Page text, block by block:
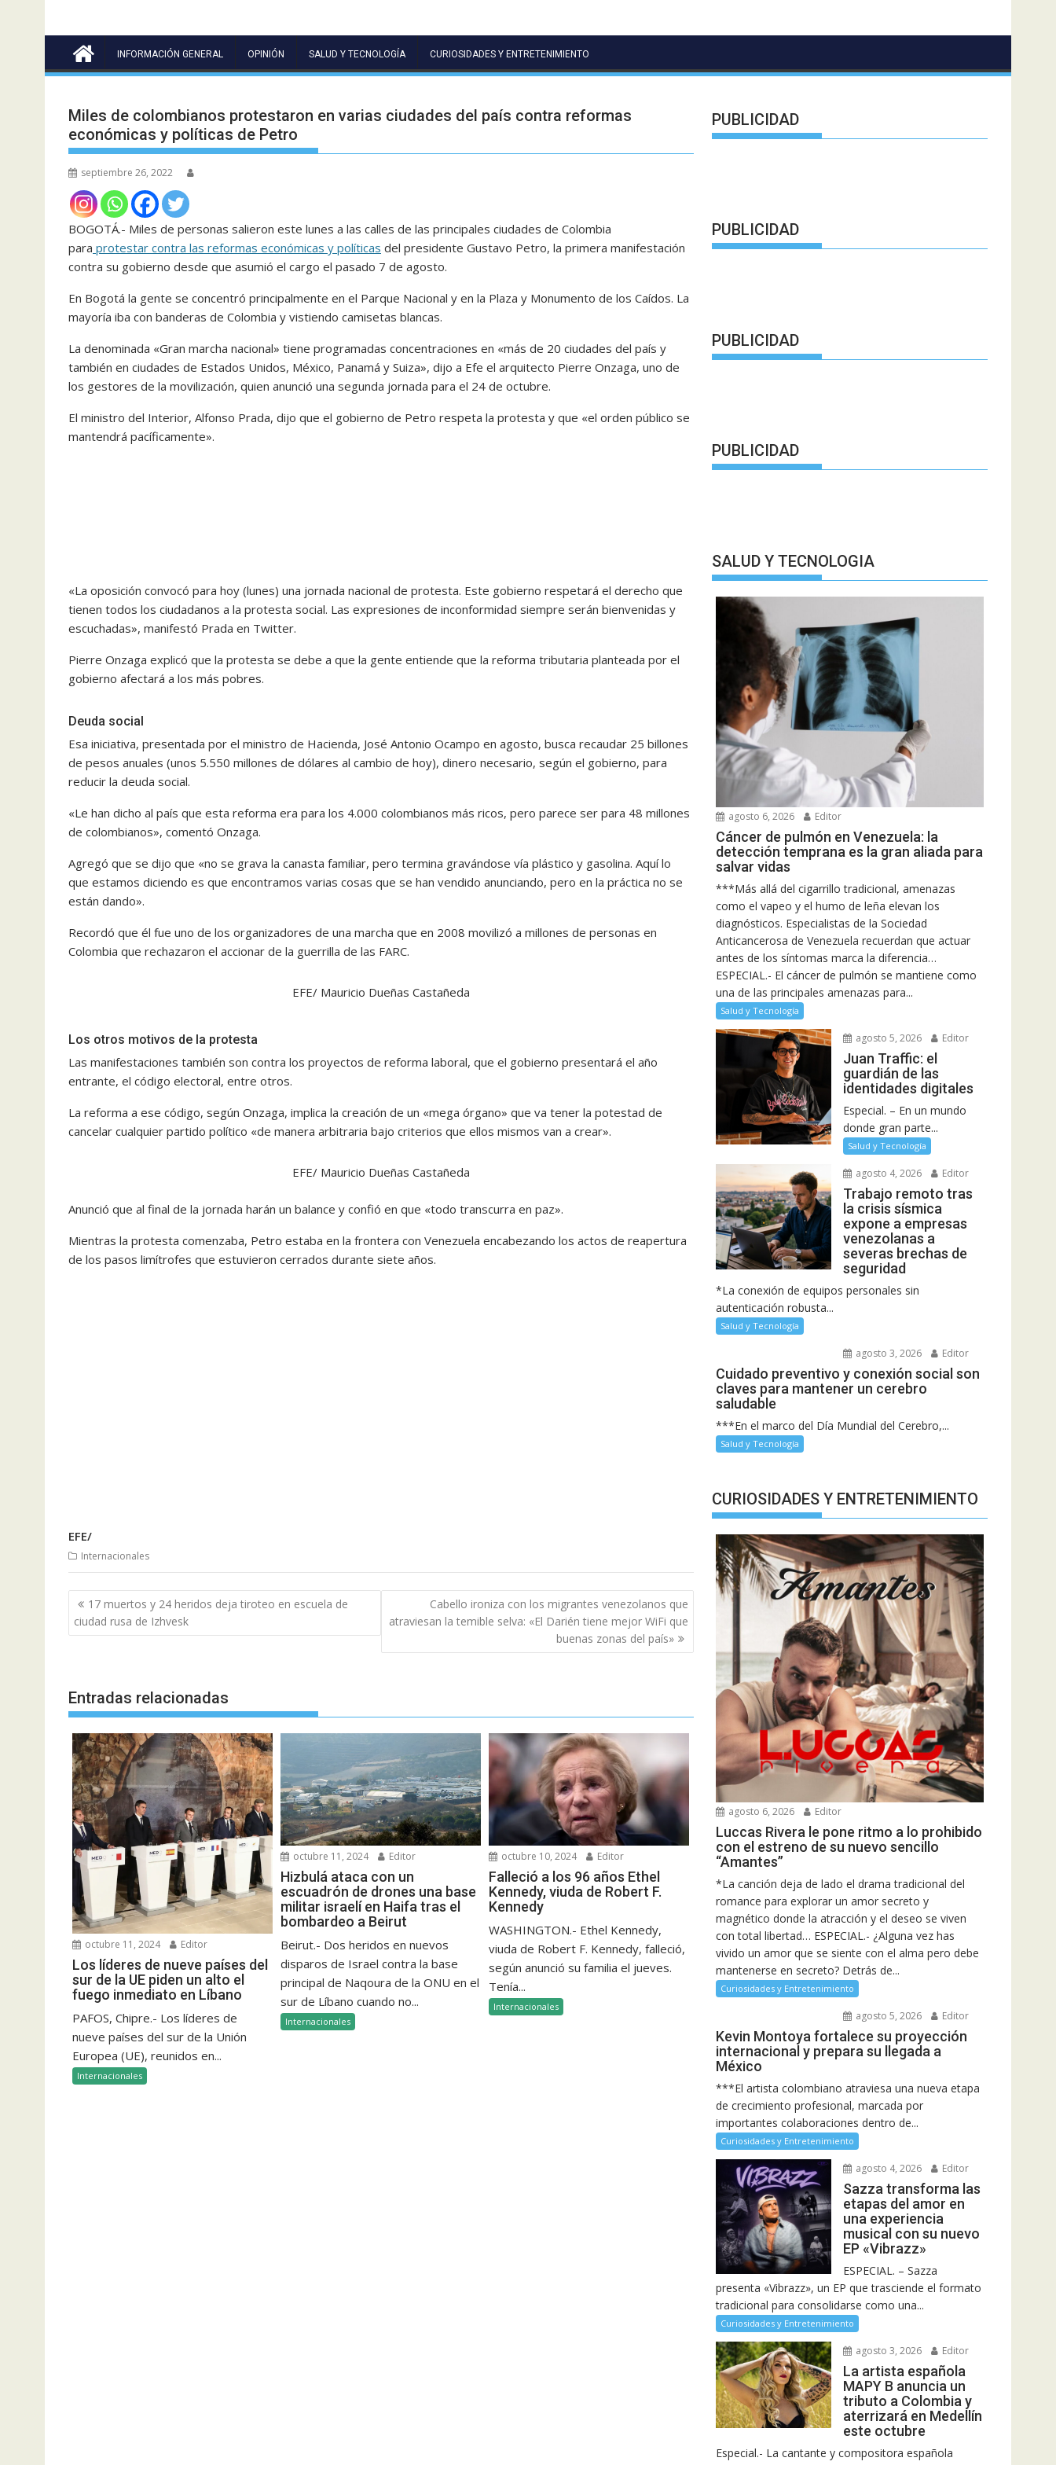
INFORMACIÓN GENERAL OPINIÓN SALUD Y TECNOLOGÍA CURIOSIDADES Y ENTRETENIMIENTO
Miles de colombianos protestaron en varias ciudades del país contra reformas
económicas y políticas de Petro
septiembre 26, 2022
BOGOTÁ.- Miles de personas salieron este lunes a las calles de las principales ciudades de Colombia
para protestar contra las reformas económicas y políticas del presidente Gustavo Petro, la primera manifestación
contra su gobierno desde que asumió el cargo el pasado 7 de agosto.
En Bogotá la gente se concentró principalmente en el Parque Nacional y en la Plaza y Monumento de los Caídos. La
mayoría iba con banderas de Colombia y vistiendo camisetas blancas.
La denominada «Gran marcha nacional» tiene programadas concentraciones en «más de 20 ciudades del país y
también en ciudades de Estados Unidos, México, Panamá y Suiza», dijo a Efe el arquitecto Pierre Onzaga, uno de
los gestores de la movilización, quien anunció una segunda jornada para el 24 de octubre.
El ministro del Interior, Alfonso Prada, dijo que el gobierno de Petro respeta la protesta y que «el orden público se
mantendrá pacíficamente».
«La oposición convocó para hoy (lunes) una jornada nacional de protesta. Este gobierno respetará el derecho que
tienen todos los ciudadanos a la protesta social. Las expresiones de inconformidad siempre serán bienvenidas y
escuchadas», manifestó Prada en Twitter.
Pierre Onzaga explicó que la protesta se debe a que la gente entiende que la reforma tributaria planteada por el
gobierno afectará a los más pobres.
Deuda social
Esa iniciativa, presentada por el ministro de Hacienda, José Antonio Ocampo en agosto, busca recaudar 25 billones
de pesos anuales (unos 5.550 millones de dólares al cambio de hoy), dinero necesario, según el gobierno, para
reducir la deuda social.
«Le han dicho al país que esta reforma era para los 4.000 colombianos más ricos, pero parece ser para 48 millones
de colombianos», comentó Onzaga.
Agregó que se dijo que «no se grava la canasta familiar, pero termina gravándose vía plástico y gasolina. Aquí lo
que estamos diciendo es que encontramos varias cosas que se han vendido anunciando, pero en la práctica no se
están dando».
Recordó que él fue uno de los organizadores de una marcha que en 2008 movilizó a millones de personas en
Colombia que rechazaron el accionar de la guerrilla de las FARC.
EFE/ Mauricio Dueñas Castañeda
Los otros motivos de la protesta
Las manifestaciones también son contra los proyectos de reforma laboral, que el gobierno presentará el año
entrante, el código electoral, entre otros.
La reforma a ese código, según Onzaga, implica la creación de un «mega órgano» que va tener la potestad de
cancelar cualquier partido político «de manera arbitraria bajo criterios que ellos mismos van a crear».
EFE/ Mauricio Dueñas Castañeda
Anunció que al final de la jornada harán un balance y confió en que «todo transcurra en paz».
Mientras la protesta comenzaba, Petro estaba en la frontera con Venezuela encabezando los actos de reapertura
de los pasos limítrofes que estuvieron cerrados durante siete años.
EFE/
Internacionales
Navegación
de
entradas
17 muertos y 24 heridos deja tiroteo en escuela de
ciudad rusa de Izhvesk
Cabello ironiza con los migrantes venezolanos que
atraviesan la temible selva: «El Darién tiene mejor WiFi que
buenas zonas del país»
Entradas relacionadas
octubre 11, 2024 Editor
Los líderes de nueve países del
sur de la UE piden un alto el
fuego inmediato en Líbano
PAFOS, Chipre.- Los líderes de
nueve países del sur de la Unión
Europea (UE), reunidos en...
Internacionales
octubre 11, 2024 Editor
Hizbulá ataca con un
escuadrón de drones una base
militar israelí en Haifa tras el
bombardeo a Beirut
Beirut.- Dos heridos en nuevos
disparos de Israel contra la base
principal de Naqoura de la ONU en el
sur de Líbano cuando no...
Internacionales
octubre 10, 2024 Editor
Falleció a los 96 años Ethel
Kennedy, viuda de Robert F.
Kennedy
WASHINGTON.- Ethel Kennedy,
viuda de Robert F. Kennedy, falleció,
según anunció su familia el jueves.
Tenía...
Internacionales
PUBLICIDAD
PUBLICIDAD
PUBLICIDAD
PUBLICIDAD
SALUD Y TECNOLOGIA
agosto 6, 2026 Editor
Cáncer de pulmón en Venezuela: la
detección temprana es la gran aliada para
salvar vidas
***Más allá del cigarrillo tradicional, amenazas
como el vapeo y el humo de leña elevan los
diagnósticos. Especialistas de la Sociedad
Anticancerosa de Venezuela recuerdan que actuar
antes de los síntomas marca la diferencia…
ESPECIAL.- El cáncer de pulmón se mantiene como
una de las principales amenazas para...
Salud y Tecnología
agosto 5, 2026 Editor
Juan Traffic: el
guardián de las
identidades digitales
Especial. – En un mundo
donde gran parte...
Salud y Tecnología
agosto 4, 2026 Editor
Trabajo remoto tras
la crisis sísmica
expone a empresas
venezolanas a
severas brechas de
seguridad
*La conexión de equipos personales sin
autenticación robusta...
Salud y Tecnología
agosto 3, 2026 Editor
Cuidado preventivo y conexión social son
claves para mantener un cerebro
saludable
***En el marco del Día Mundial del Cerebro,...
Salud y Tecnología
CURIOSIDADES Y ENTRETENIMIENTO
agosto 6, 2026 Editor
Luccas Rivera le pone ritmo a lo prohibido
con el estreno de su nuevo sencillo
“Amantes”
*La canción deja de lado el drama tradicional del
romance para explorar un amor secreto y
magnético donde la atracción y el deseo se viven
con total libertad… ESPECIAL.- ¿Alguna vez has
vivido un amor que se siente con el alma pero debe
mantenerse en secreto? Detrás de...
Curiosidades y Entretenimiento
agosto 5, 2026 Editor
Kevin Montoya fortalece su proyección
internacional y prepara su llegada a
México
***El artista colombiano atraviesa una nueva etapa
de crecimiento profesional, marcada por
importantes colaboraciones dentro de...
Curiosidades y Entretenimiento
agosto 4, 2026 Editor
Sazza transforma las
etapas del amor en
una experiencia
musical con su nuevo
EP «Vibrazz»
ESPECIAL. – Sazza
presenta «Vibrazz», un EP que trasciende el formato
tradicional para consolidarse como una...
Curiosidades y Entretenimiento
agosto 3, 2026 Editor
La artista española
MAPY B anuncia un
tributo a Colombia y
aterrizará en Medellín
este octubre
Especial.- La cantante y compositora española